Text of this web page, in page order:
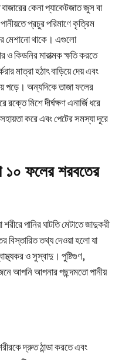
কেনা প্যাকেটজাত জুস বা
প্রচুর পরিমাণে কৃত্রিম
মেশানো থাকে। এগুলো
ও কিডনির মারাত্মক ক্ষতি করতে
মাত্রা হঠাৎ বাড়িয়ে দেয় এবং
পড়ে। অন্যদিকে তাজা ফলের
মিশে দীর্ঘক্ষণ এনার্জি ধরে
করে এবং পেটের সমস্যা দূরে
১০ ফলের শরবতের
পানির ঘাটতি মেটাতে জাদুকরী
বিস্তারিত তথ্য দেওয়া হলো যা
ও সুস্বাদু। পুষ্টিগুণ,
আপনি আপনার পছন্দমতো পানীয়
দ্রুত ঠান্ডা করতে এবং